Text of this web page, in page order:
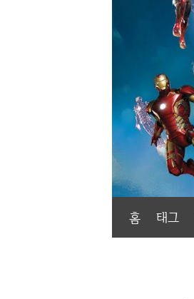
홈 태그